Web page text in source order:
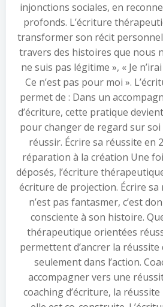
injonctions sociales, en
profonds. L’écriture
transformer son récit
travers des histoires que nous
ne suis pas légitime », « Je
Ce n’est pas pour moi ».
permet de : Dans un
d’écriture, cette pratique
pour changer de regard sur soi
réussir. Écrire sa réussite en
réparation à la création Une
déposés, l’écriture
écriture de projection. Écrire sa
n’est pas fantasmer, c’est
consciente à son histoire.
thérapeutique orientées
permettent d’ancrer la réussite
seulement dans l’action.
accompagner vers une
coaching d’écriture, la réussite